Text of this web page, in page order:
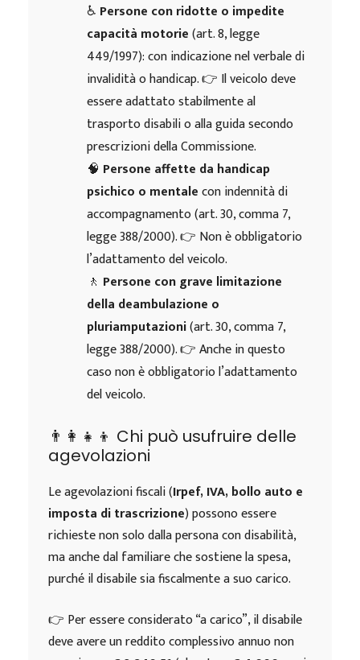
♿ Persone con ridotte o impedite
capacità motorie(art. 8, legge
449/1997): con indicazione nel verbale di
invalidità o handicap. 👉 Il veicolo deve
essere adattato stabilmente al
trasporto disabili o alla guida secondo
prescrizioni della Commissione.
🧠 Persone affette da handicap
psichico o mentalecon indennità di
accompagnamento (art. 30, comma 7,
legge 388/2000). 👉 Non è obbligatorio
l’adattamento del veicolo.
🚶 Persone con grave limitazione
della deambulazione o
pluriamputazioni(art. 30, comma 7,
legge 388/2000). 👉 Anche in questo
caso non è obbligatorio l’adattamento
del veicolo.
👨‍👩‍👧‍👦 Chi può usufruire delle
agevolazioni
Le agevolazioni fiscali (Irpef, IVA, bollo auto e
imposta di trascrizione) possono essere
richieste non solo dalla persona con disabilità,
ma anche dal familiare che sostiene la spesa,
purché il disabile sia fiscalmente a suo carico.
👉 Per essere considerato “a carico”, il disabile
deve avere un reddito complessivo annuo non